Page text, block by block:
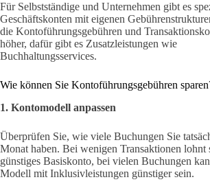
Für Selbstständige und Unternehmen gibt es
Geschäftskonten mit eigenen
die Kontoführungsgebühren und
höher, dafür gibt es Zusatzleistungen wie
Buchhaltungsservices.
Wie können Sie Kontoführungsgebühren
1. Kontomodell anpassen
Überprüfen Sie, wie viele Buchungen Sie
Monat haben. Bei wenigen Transaktionen lohnt
günstiges Basiskonto, bei vielen Buchungen
Modell mit Inklusivleistungen günstiger sein.